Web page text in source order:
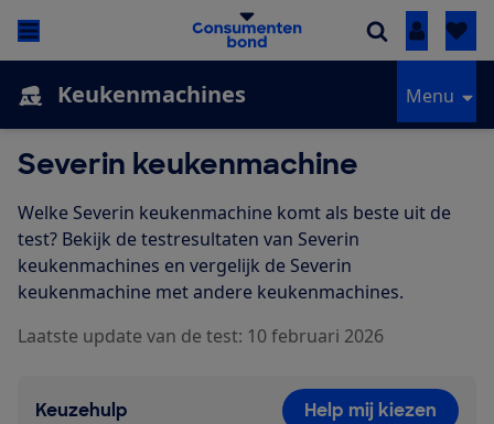
Inloggen
Keukenmachines Menu
Severin keukenmachine
Welke Severin keukenmachine komt als beste uit de
test? Bekijk de testresultaten van Severin
keukenmachines en vergelijk de Severin
keukenmachine met andere keukenmachines.
Laatste update van de test: 10 februari 2026
Keuzehulp Help mij kiezen